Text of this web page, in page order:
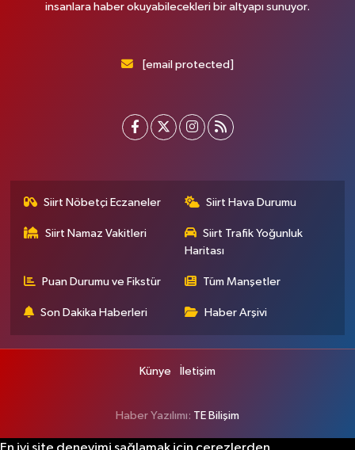
insanlara haber okuyabilecekleri bir altyapı sunuyor.
[email protected]
Siirt Nöbetçi Eczaneler Siirt Hava Durumu
Siirt Namaz Vakitleri
Siirt Trafik Yoğunluk
Haritası
Puan Durumu ve Fikstür Tüm Manşetler
Son Dakika Haberleri Haber Arşivi
Künye İletişim
Haber Yazılımı: TE Bilişim